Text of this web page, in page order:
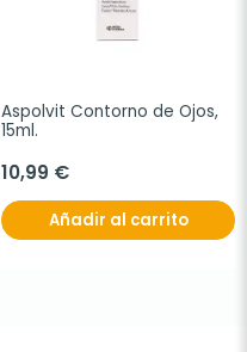
Aspolvit Contorno de Ojos,
15ml.
10,99 €
Añadir al carrito